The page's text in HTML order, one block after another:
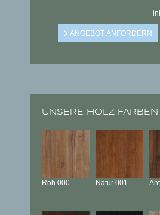
UNSERE HOLZ FARBEN
Roh 000 Natur 001